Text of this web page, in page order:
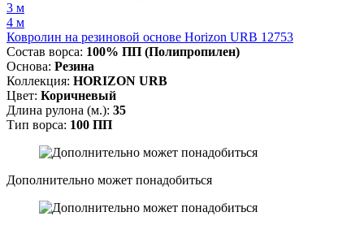
3 м
4 м
Ковролин на резиновой основе Horizon URB 12753
Состав ворса: 100% ПП (Полипропилен)
Основа: Резина
Коллекция: HORIZON URB
Цвет: Коричневый
Длина рулона (м.): 35
Тип ворса: 100 ПП
Дополнительно может понадобиться